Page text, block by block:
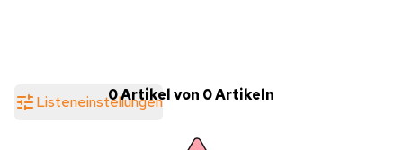
Listeneinstellungen0 Artikel von 0 Artikeln